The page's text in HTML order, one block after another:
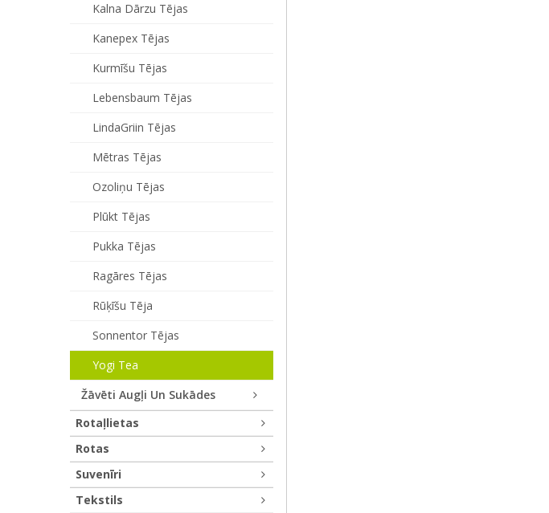
Kalna Dārzu Tējas
Kanepex Tējas
Kurmīšu Tējas
Lebensbaum Tējas
LindaGriin Tējas
Mētras Tējas
Ozoliņu Tējas
Plūkt Tējas
Pukka Tējas
Ragāres Tējas
Rūķīšu Tēja
Sonnentor Tējas
Yogi Tea
Žāvēti Augļi Un Sukādes
Rotaļlietas
Rotas
Suvenīri
Tekstils